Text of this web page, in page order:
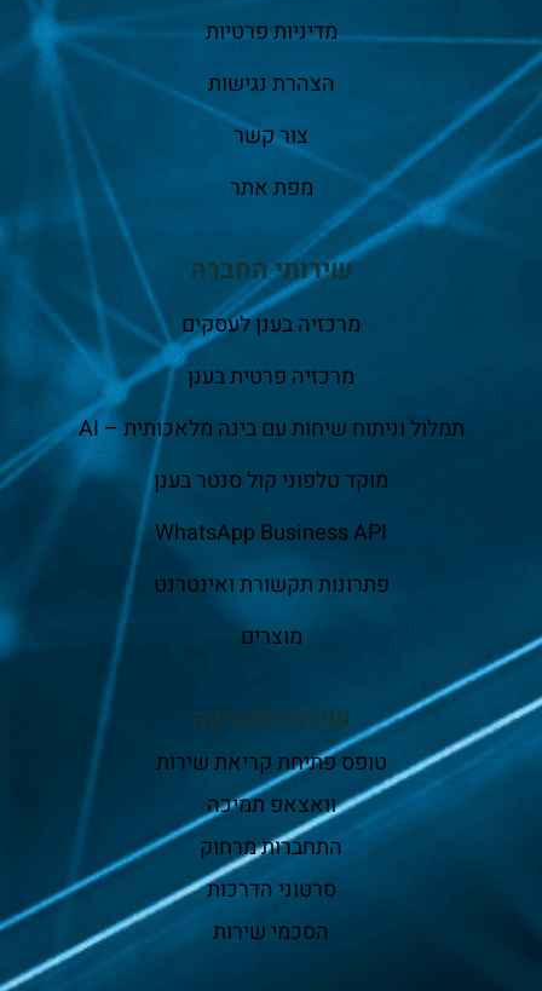
מדיניות פרטיות
הצהרת נגישות
צור קשר
מפת אתר
שירותי החברה
מרכזיה בענן לעסקים
מרכזיה פרטית בענן
תמלול וניתוח שיחות עם בינה מלאכותית – AI
מוקד טלפוני קול סנטר בענן
WhatsApp Business API
פתרונות תקשורת ואינטרנט
מוצרים
שירות ותמיכה
טופס פתיחת קריאת שירות
וואצאפ תמיכה
התחברות מרחוק
סרטוני הדרכות
הסכמי שירות